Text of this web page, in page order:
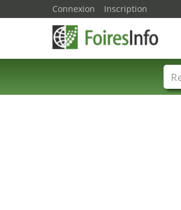
Connexion Inscription